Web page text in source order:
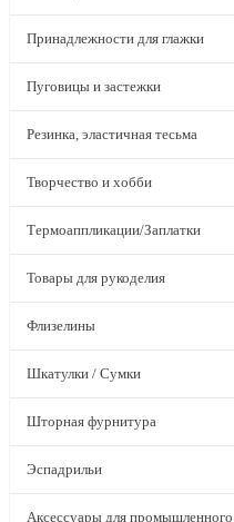
Принадлежности для глажки
Пуговицы и застежки
Резинка, эластичная тесьма
Творчество и хобби
Термоаппликации/Заплатки
Товары для рукоделия
Флизелины
Шкатулки / Сумки
Шторная фурнитура
Эспадрильи
Аксессуары для